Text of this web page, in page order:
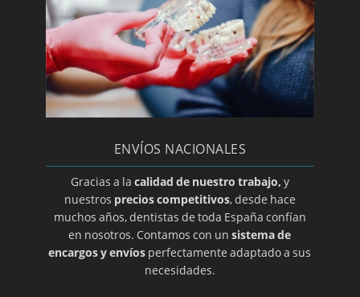
MALOCLUSION
MÉTODO GERBER PARA ELECCIÓN DE PRÓTESIS
DENTAL
OPTE POR PRÓTESIS REMOVIBLES
ORTODONCIA DE CONTENCIÓN
ORTODONCIA PARA ADOLESCENTES
ENVÍOS NACIONALES
Gracias a la calidad de nuestro trabajo, y
nuestros precios competitivos, desde hace
muchos años, dentistas de toda España confían
en nosotros. Contamos con unsistema de
encargos y envíos perfectamente adaptado a sus
necesidades.